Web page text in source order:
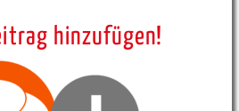
hinzufügen!